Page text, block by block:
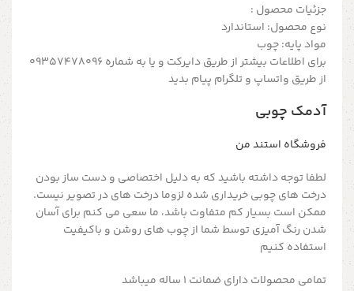
جزئیات محصول :
نوع محصول: استاندارد
مواد پایه: چوب
برای اطلاعات بیشتر از طریق دایرکت و یا به شماره 09357478096
از طریق واتساپ و تلگرام پیام بدید
آدمک چوبی
فروشگاه استند من
لطفا توجه داشته باشید که به دلیل اختصاصی و دست ساز بودن
درخت های چوبی خریداری شده لزوما درخت های در تصویر نیست.
ممکن است بسیار کم متفاوت باشد، ما سعی می کنم برای آسان
شدن رنگ آمیزی توسط شما از چوب های روشن و باکیفیت
استفاده کنیم
تمامی محصولات دارای ضمانت ۱ ساله میباشد